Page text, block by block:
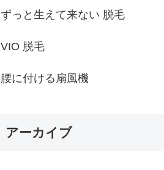
ずっと生えて来ない 脱毛
VIO 脱毛
腰に付ける扇風機
アーカイブ